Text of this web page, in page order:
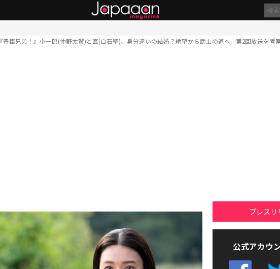
『豊臣兄弟！』小一郎(仲野太賀)と直(白石聖)、身分違いの結婚？絶望から武士の道へ…第2回放送を考
プレスリ
公式アカウ